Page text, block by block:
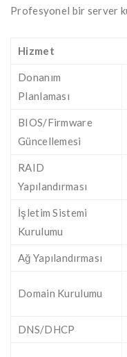
Profesyonel bir server
Hizmet
Donanım
Planlaması
BIOS/Firmware
Güncellemesi
RAID
Yapılandırması
İşletim Sistemi
Kurulumu
Ağ Yapılandırması
Domain Kurulumu
DNS/DHCP